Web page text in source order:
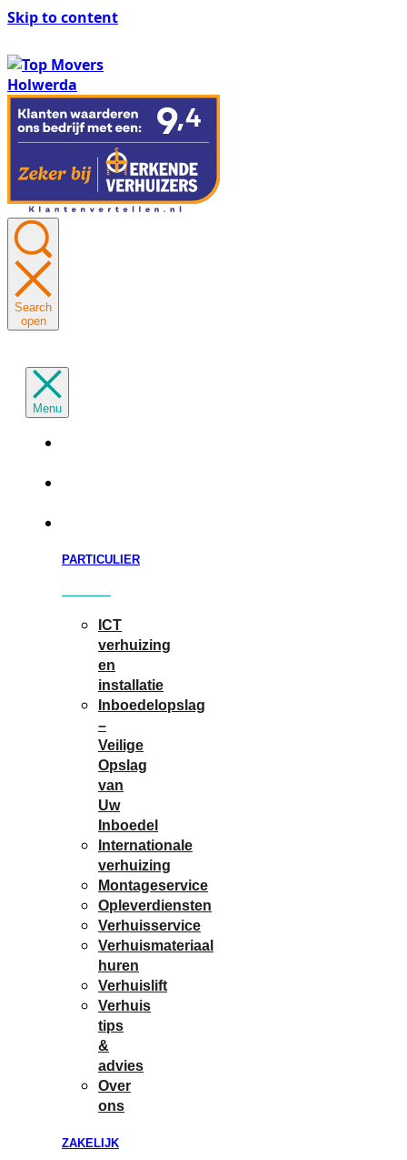
Skip to content
Search
open
PARTICULIER
ICT
verhuizing
en
installatie
Inboedelopslag
–
Veilige
Opslag
van
Uw
Inboedel
Internationale
verhuizing
Montageservice
Opleverdiensten
Verhuisservice
Verhuismateriaal
huren
Verhuislift
Verhuis
tips
&
advies
Over
ons
ZAKELIJK